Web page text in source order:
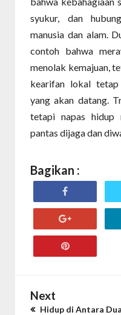
syukur, dan
manusia dan alam.
contoh bahwa
menolak kemajuan,
kearifan lokal tetap
yang akan datang.
tetapi napas hidup
pantas dijaga dan
Bagikan :
Next
Hidup di Antara